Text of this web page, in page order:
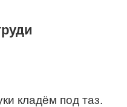
кладём под таз.